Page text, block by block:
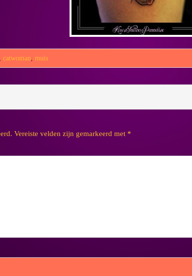
,catwoman muis
Vereiste velden zijn gemarkeerd met *